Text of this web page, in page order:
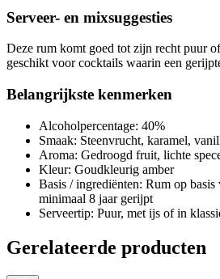
Serveer- en mixsuggesties
Deze rum komt goed tot zijn recht puur
geschikt voor cocktails waarin een
Belangrijkste kenmerken
Alcoholpercentage: 40%
Smaak: Steenvrucht, karamel,
Aroma: Gedroogd fruit, lichte
Kleur: Goudkleurig amber
Basis / ingrediënten: Rum op basis
minimaal 8 jaar gerijpt
Serveertip: Puur, met ijs of in
Gerelateerde producten